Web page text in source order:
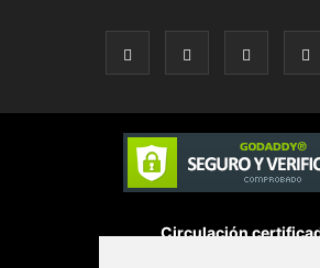
Circulación